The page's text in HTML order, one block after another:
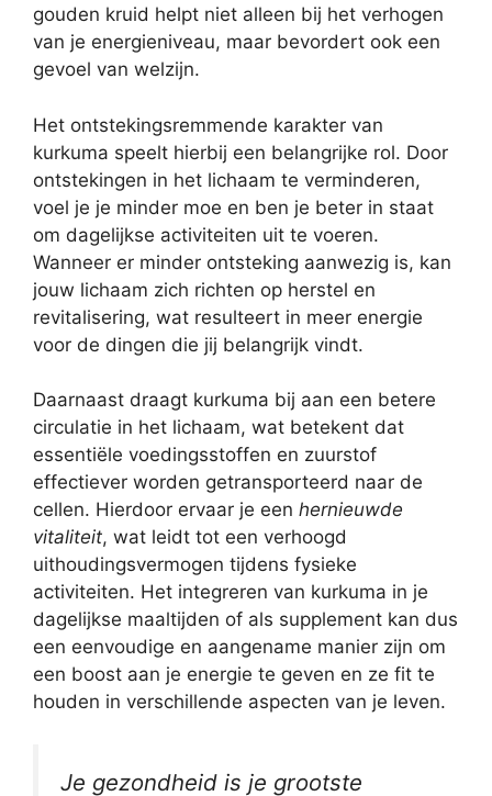
gouden kruid helpt niet alleen bij het verhogen
van je energieniveau, maar bevordert ook een
gevoel van welzijn.
Het ontstekingsremmende karakter van
kurkuma speelt hierbij een belangrijke rol. Door
ontstekingen in het lichaam te verminderen,
voel je je minder moe en ben je beter in staat
om dagelijkse activiteiten uit te voeren.
Wanneer er minder ontsteking aanwezig is, kan
jouw lichaam zich richten op herstel en
revitalisering, wat resulteert in meer energie
voor de dingen die jij belangrijk vindt.
Daarnaast draagt kurkuma bij aan een betere
circulatie in het lichaam, wat betekent dat
essentiële voedingsstoffen en zuurstof
effectiever worden getransporteerd naar de
cellen. Hierdoor ervaar je een hernieuwde
vitaliteit, wat leidt tot een verhoogd
uithoudingsvermogen tijdens fysieke
activiteiten. Het integreren van kurkuma in je
dagelijkse maaltijden of als supplement kan dus
een eenvoudige en aangename manier zijn om
een boost aan je energie te geven en ze fit te
houden in verschillende aspecten van je leven.
Je gezondheid is je grootste